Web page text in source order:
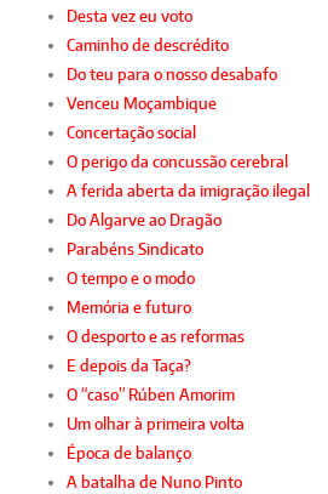
Desta vez eu voto
Caminho de descrédito
Do teu para o nosso desabafo
Venceu Moçambique
Concertação social
O perigo da concussão cerebral
A ferida aberta da imigração ilegal
Do Algarve ao Dragão
Parabéns Sindicato
O tempo e o modo
Memória e futuro
O desporto e as reformas
E depois da Taça?
O “caso” Rúben Amorim
Um olhar à primeira volta
Época de balanço
A batalha de Nuno Pinto